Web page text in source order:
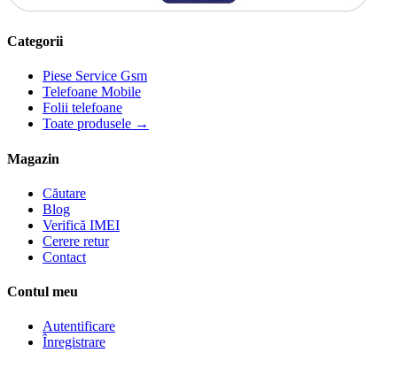
Categorii
Piese Service Gsm
Telefoane Mobile
Folii telefoane
Toate produsele →
Magazin
Căutare
Blog
Verifică IMEI
Cerere retur
Contact
Contul meu
Autentificare
Înregistrare